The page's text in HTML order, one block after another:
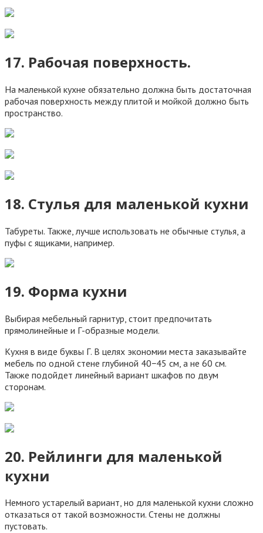
17. Рабочая поверхность.
На маленькой кухне обязательно должна быть достаточная
рабочая поверхность между плитой и мойкой должно быть
пространство.
18. Стулья для маленькой кухни
Табуреты. Также, лучше использовать не обычные стулья, а
пуфы с ящиками, например.
19. Форма кухни
Выбирая мебельный гарнитур, стоит предпочитать
прямолинейные и Г-образные модели.
Кухня в виде буквы Г. В целях экономии места заказывайте
мебель по одной стене глубиной 40−45 см, а не 60 см.
Также подойдет линейный вариант шкафов по двум
сторонам.
20. Рейлинги для маленькой
кухни
Немного устарелый вариант, но для маленькой кухни сложно
отказаться от такой возможности. Стены не должны
пустовать.